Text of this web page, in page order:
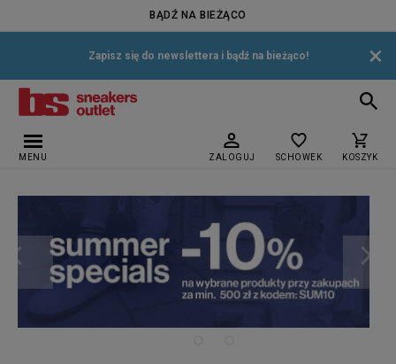
BĄDŹ NA BIEŻĄCO
Zapisz się do newslettera i bądź na bieżąco! ×
MENU ZALOGUJ SCHOWEK KOSZYK